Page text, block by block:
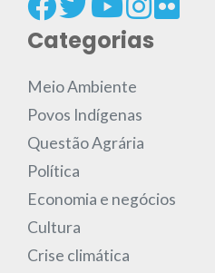
Categorias
Meio Ambiente
Povos Indígenas
Questão Agrária
Política
Economia e negócios
Cultura
Crise climática